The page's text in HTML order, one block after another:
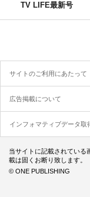
TV LIFE最新号
サイトのご利用にあたって
広告掲載について
インフォマティブデータ取
当サイトに記載されている
載は固くお断り致します。
© ONE PUBLISHING